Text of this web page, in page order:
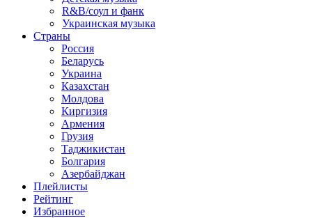
R&B/cоул и фанк
Украинская музыка
Страны
Россия
Беларусь
Украина
Казахстан
Молдова
Киргизия
Армения
Грузия
Таджикистан
Болгария
Азербайджан
Плейлисты
Рейтинг
Избранное